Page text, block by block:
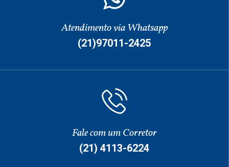
Atendimento via Whatsapp
(21)97011-2425
Fale com um Corretor
(21) 4113-6224